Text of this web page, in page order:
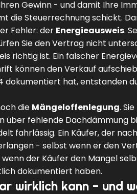
Gewinn - und damit Ihre
die Steuerrechnung schickt.
Fehler: der Energieausweis.
Sie den Vertrag nicht
richtig ist. Ein falscher
können den Verkauf
dokumentiert hat, entstanden
die Mängeloffenlegung.
über fehlende Dachdämmung
fahrlässig. Ein Käufer, der
- selbst wenn er den
der Käufer den Mangel
dokumentiert haben.
wirklich kann - und